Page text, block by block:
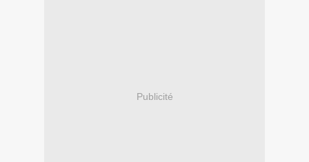
Publicité